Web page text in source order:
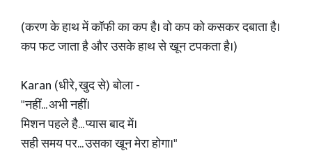
(करण के हाथ में कॉफी का कप है। वो कप को कसकर दबाता है।
कप फट जाता है और उसके हाथ से खून टपकता है।)
Karan (धीरे, खुद से) बोला -
"नहीं... अभी नहीं।
मिशन पहले है... प्यास बाद में।
सही समय पर... उसका खून मेरा होगा।"